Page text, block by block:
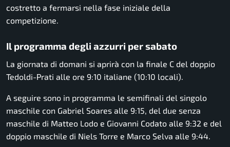
costretto a fermarsi nella fase iniziale della
competizione.
Il programma degli azzurri per sabato
La giornata di domani si aprirà con la finale C del doppio
Tedoldi-Prati alle ore 9:10 italiane (10:10 locali).
A seguire sono in programma le semifinali del singolo
maschile con Gabriel Soares alle 9:15, del due senza
maschile di Matteo Lodo e Giovanni Codato alle 9:32 e del
doppio maschile di Niels Torre e Marco Selva alle 9:44.